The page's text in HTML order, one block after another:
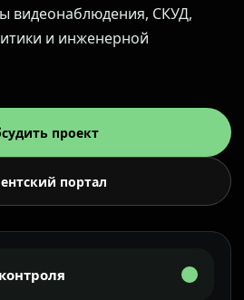
видеонаблюдения, СКУД,
и инженерной
проект
портал